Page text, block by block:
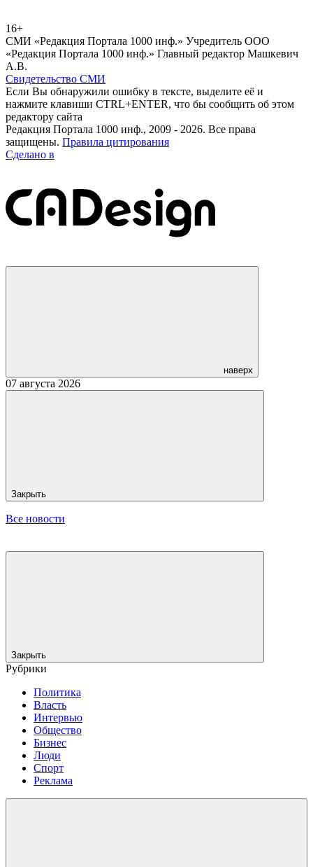
16+
СМИ «Редакция Портала 1000 инф.» Учредитель ООО
«Редакция Портала 1000 инф.» Главный редактор Машкевич
А.В.
Свидетельство СМИ
Если Вы обнаружили ошибку в тексте, выделите её и
нажмите клавиши CTRL+ENTER, что бы сообщить об этом
редактору сайта
Редакция Портала 1000 инф., 2009 - 2026. Все права
защищены. Правила цитирования
Сделано в
наверх
07 августа 2026
Закрыть
Все новости
Закрыть
Рубрики
Политика
Власть
Интервью
Общество
Бизнес
Люди
Спорт
Реклама